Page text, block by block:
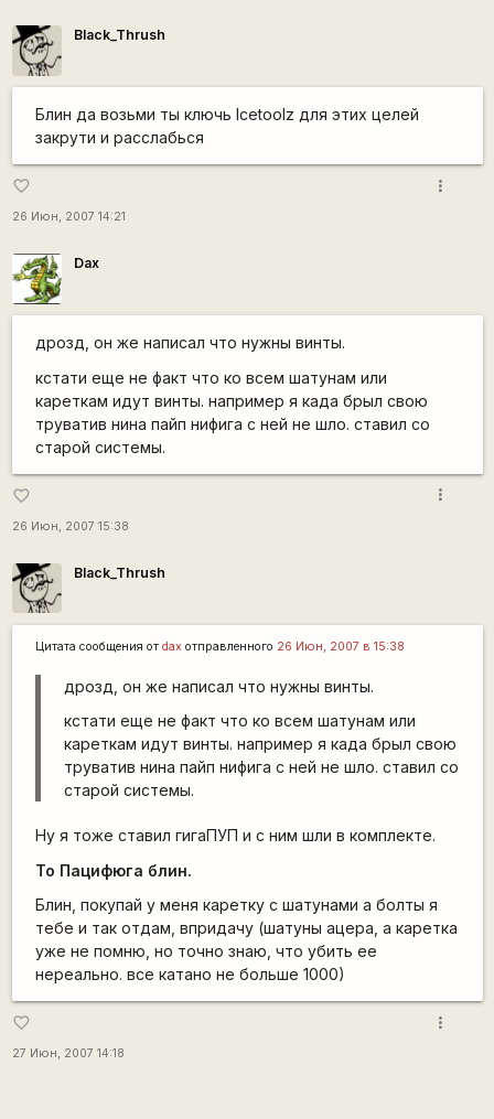
Black_Thrush
Блин да возьми ты ключь Icetoolz для этих целей
закрути и расслабься
favorite_border
26 Июн, 2007 14:21
more_vert
Dax
дрозд, он же написал что нужны винты.
кстати еще не факт что ко всем шатунам или
кареткам идут винты. например я када брыл свою
труватив нина пайп нифига с ней не шло. ставил со
старой системы.
favorite_border
26 Июн, 2007 15:38
more_vert
Black_Thrush
Цитата сообщения от daxотправленного 26 Июн, 2007 в 15:38
дрозд, он же написал что нужны винты.
кстати еще не факт что ко всем шатунам или
кареткам идут винты. например я када брыл свою
труватив нина пайп нифига с ней не шло. ставил со
старой системы.
Ну я тоже ставил гигаПУП и с ним шли в комплекте.
To Пацифюга блин.
Блин, покупай у меня каретку с шатунами а болты я
тебе и так отдам, впридачу (шатуны ацера, а каретка
уже не помню, но точно знаю, что убить ее
нереально. все катано не больше 1000)
favorite_border
27 Июн, 2007 14:18
more_vert